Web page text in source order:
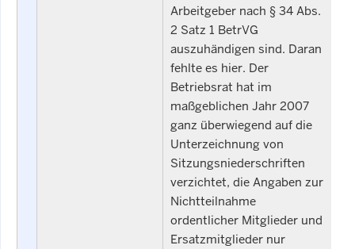
Arbeitgeber nach § 34 Abs.
2 Satz 1 BetrVG
auszuhändigen sind. Daran
fehlte es hier. Der
Betriebsrat hat im
maßgeblichen Jahr 2007
ganz überwiegend auf die
Unterzeichnung von
Sitzungsniederschriften
verzichtet, die Angaben zur
Nichtteilnahme
ordentlicher Mitglieder und
Ersatzmitglieder nur